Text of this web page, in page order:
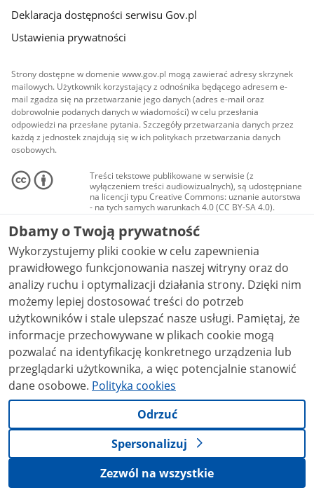
Deklaracja dostępności serwisu Gov.pl
Ustawienia prywatności
Strony dostępne w domenie www.gov.pl mogą zawierać adresy skrzynek
mailowych. Użytkownik korzystający z odnośnika będącego adresem e-
mail zgadza się na przetwarzanie jego danych (adres e-mail oraz
dobrowolnie podanych danych w wiadomości) w celu przesłania
odpowiedzi na przesłane pytania. Szczegóły przetwarzania danych przez
każdą z jednostek znajdują się w ich politykach przetwarzania danych
osobowych.
Treści tekstowe publikowane w serwisie (z
wyłączeniem treści audiowizualnych), są udostępniane
na licencji typu Creative Commons: uznanie autorstwa
- na tych samych warunkach 4.0 (CC BY-SA 4.0).
Materiały audiowizualne, w tym zdjęcia, materiały
audio i wideo, są udostępniane na licencji typu
Creative Commons: uznanie autorstwa użycie
niekomercyjne - bez utworów zależnych 4.0 (CC BY-
NC-ND 4.0), o ile nie jest to stwierdzone inaczej.
Dbamy o Twoją prywatność
Wykorzystujemy pliki cookie w celu zapewnienia
prawidłowego funkcjonowania naszej witryny oraz do
analizy ruchu i optymalizacji działania strony. Dzięki nim
możemy lepiej dostosować treści do potrzeb
użytkowników i stale ulepszać nasze usługi. Pamiętaj, że
informacje przechowywane w plikach cookie mogą
pozwalać na identyfikację konkretnego urządzenia lub
przeglądarki użytkownika, a więc potencjalnie stanowić
dane osobowe. Polityka cookies
Odrzuć
Spersonalizuj
Zezwól na wszystkie